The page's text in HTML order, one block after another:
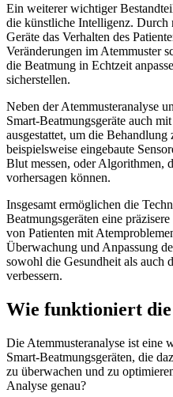
Ein weiterer wichtiger
die künstliche Intelligenz. Durch
Geräte das Verhalten des
Veränderungen im Atemmuster
die Beatmung in Echtzeit
sicherstellen.
Neben der Atemmusteranalyse
Smart-Beatmungsgeräte auch
ausgestattet, um die Behandlung
beispielsweise eingebaute
Blut messen, oder Algorithmen,
vorhersagen können.
Insgesamt ermöglichen die
Beatmungsgeräten eine
von Patienten mit
Überwachung und Anpassung
sowohl die Gesundheit als auch
verbessern.
Wie funktioniert die
Die Atemmusteranalyse ist eine
Smart-Beatmungsgeräten, die
zu überwachen und zu
Analyse genau?